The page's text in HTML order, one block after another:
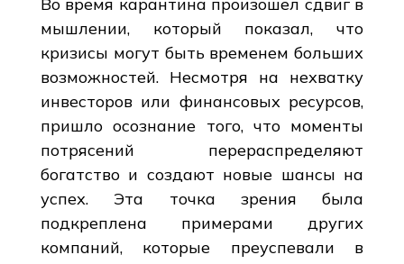
мышлении, который показал, что
кризисы могут быть временем больших
возможностей. Несмотря на нехватку
инвесторов или финансовых ресурсов,
пришло осознание того, что моменты
потрясений перераспределяют
богатство и создают новые шансы на
успех. Эта точка зрения была
подкреплена примерами других
компаний, которые преуспевали в